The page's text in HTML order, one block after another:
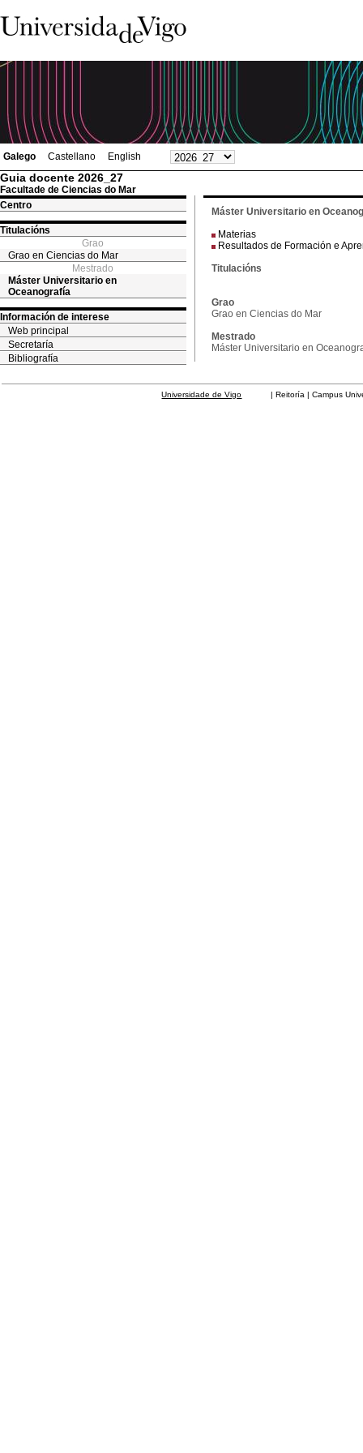
Galego Castellano English
Guia docente 2026_27
Facultade de Ciencias do Mar
Centro
Titulacións
Grao
Grao en Ciencias do Mar
Mestrado
Máster Universitario en
Oceanografía
Información de interese
Web principal
Secretaría
Bibliografía
Máster Universitario en
Materias
Resultados de Formación e
Titulacións
Grao
Grao en Ciencias do Mar
Mestrado
Máster Universitario en
Universidade de Vigo | Reitoría | Campus